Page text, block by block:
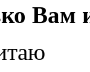
Вам